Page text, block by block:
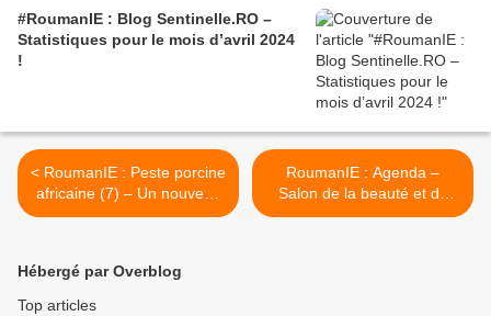
#RoumanIE : Blog Sentinelle.RO –
Statistiques pour le mois d’avril 2024
!
< RoumanIE : Peste porcine
africaine (7) – Un nouveau
cas dans le Maramures !
RoumanIE : Agenda –
Salon de la beauté et du
bien-être ! >
Hébergé par Overblog
Top articles